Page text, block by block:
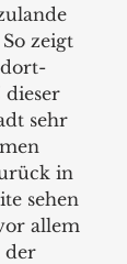
zeigt
dieser
sehr
in
sehen
allem
der